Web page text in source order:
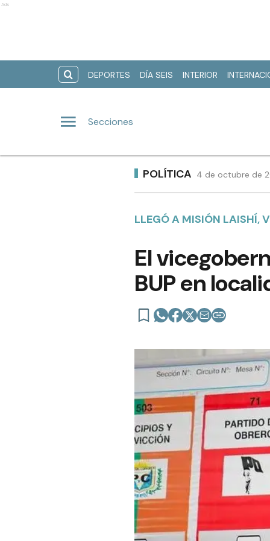
Ads
DEPORTES DÍA SEIS INTERIOR
Secciones
POLÍTICA 4 de octubre de
LLEGÓ A MISIÓN LAISHÍ,
El
BUP en